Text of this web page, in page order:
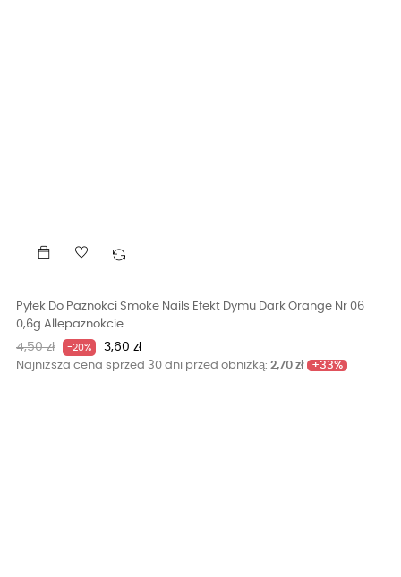
Pyłek Do Paznokci Smoke Nails Efekt Dymu Dark Orange Nr 06
0,6g Allepaznokcie
Cena
podstawowa
4,50 zł -20% Cena
3,60 zł
Najniższa cena sprzed 30 dni przed obniżką: 2,70 zł +33%